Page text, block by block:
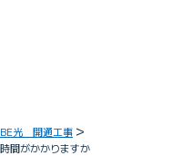
光 開通工事
間がかかりますか